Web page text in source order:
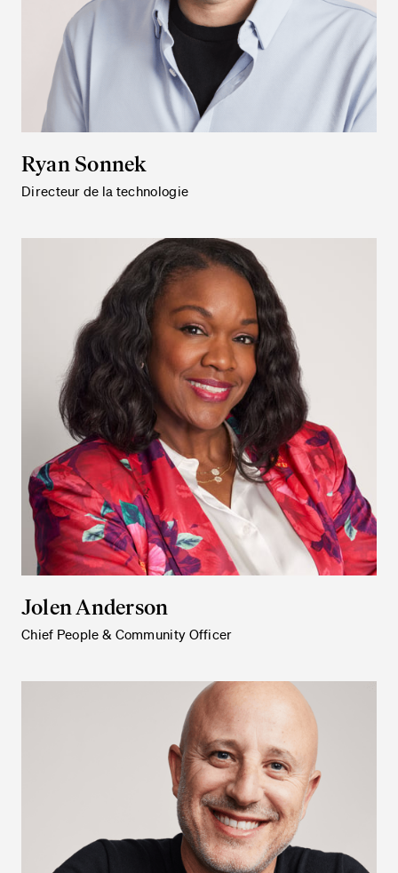
Ryan Sonnek
Directeur de la technologie
Jolen Anderson
Chief People & Community Officer